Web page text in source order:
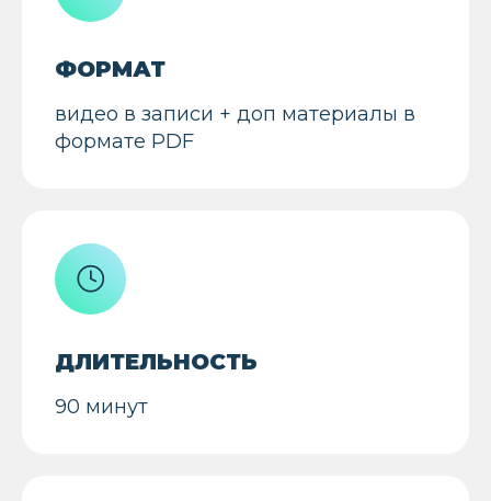
ФОРМАТ
видео в записи + доп материалы в
формате PDF
ДЛИТЕЛЬНОСТЬ
90 минут
ВОПРОСЫ?